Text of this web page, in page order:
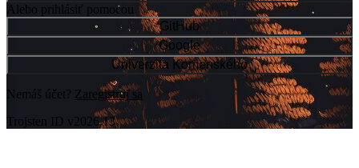
Alebo prihlásiť pomocou
GitHub
Google
Univerzita Komenského
Nemáš účet? Zaregistruj sa
Trojsten ID v2026.13